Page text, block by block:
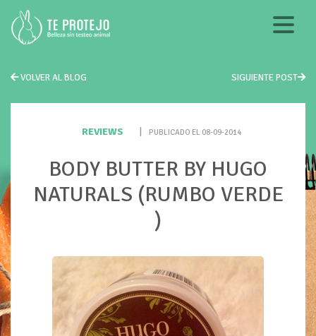
VOLVER AL BLOG SIGUIENTE POST
REVIEWS PUBLICADO EL 08-09-2014
BODY BUTTER BY HUGO
NATURALS (RUMBO VERDE
)